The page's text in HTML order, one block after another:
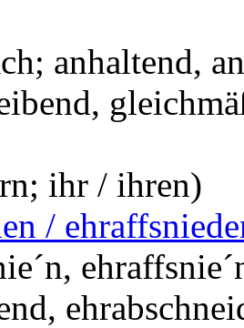
anhaltend,
ihr / ihren)
/